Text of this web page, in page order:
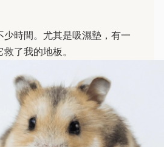
少時間。尤其是吸濕墊，有一
了我的地板。